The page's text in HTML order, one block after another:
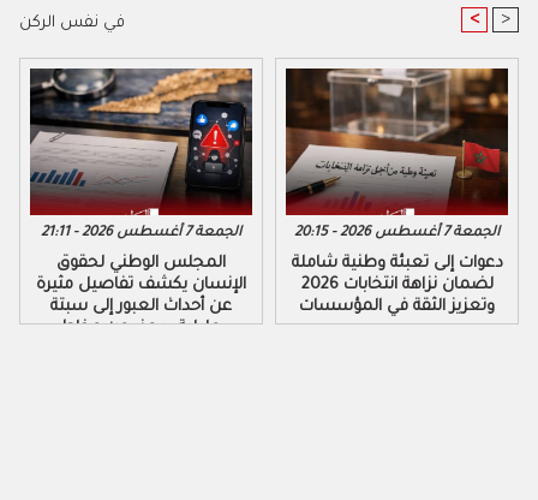
في نفس الركن < >
الجمعة 7 أغسطس 2026 - 21:11
المجلس الوطني لحقوق
الإنسان يكشف تفاصيل مثيرة
عن أحداث العبور إلى سبتة
ومليلية ويحذر من مخاطر
الجمعة 7 أغسطس 2026 - 20:15
دعوات إلى تعبئة وطنية شاملة
لضمان نزاهة انتخابات 2026
وتعزيز الثقة في المؤسسات